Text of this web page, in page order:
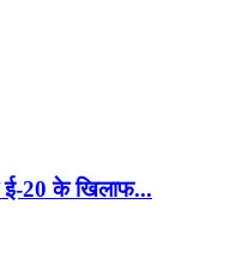
ई-20 के खिलाफ...